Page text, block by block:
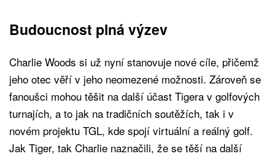
Budoucnost plná výzev
Charlie Woods si už nyní stanovuje nové cíle, přičemž
jeho otec věří v jeho neomezené možnosti. Zároveň se
fanoušci mohou těšit na další účast Tigera v golfových
turnajích, a to jak na tradičních soutěžích, tak i v
novém projektu TGL, kde spojí virtuální a reálný golf.
Jak Tiger, tak Charlie naznačili, že se těší na další